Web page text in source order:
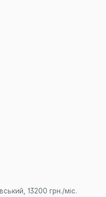
13200 грн./міс.